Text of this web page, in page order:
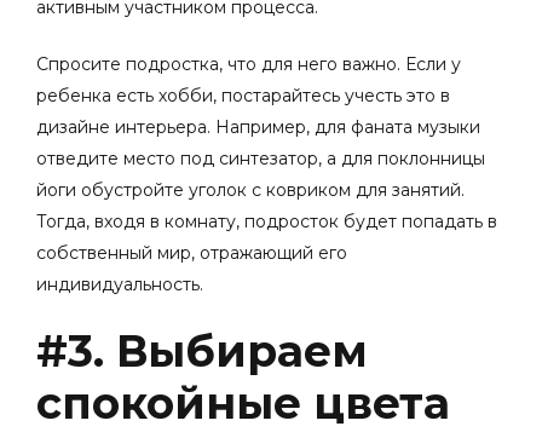
активным участником процесса.
Спросите подростка, что для него важно. Если у
ребенка есть хобби, постарайтесь учесть это в
дизайне интерьера. Например, для фаната музыки
отведите место под синтезатор, а для поклонницы
йоги обустройте уголок с ковриком для занятий.
Тогда, входя в комнату, подросток будет попадать в
собственный мир, отражающий его
индивидуальность.
#3. Выбираем
спокойные цвета